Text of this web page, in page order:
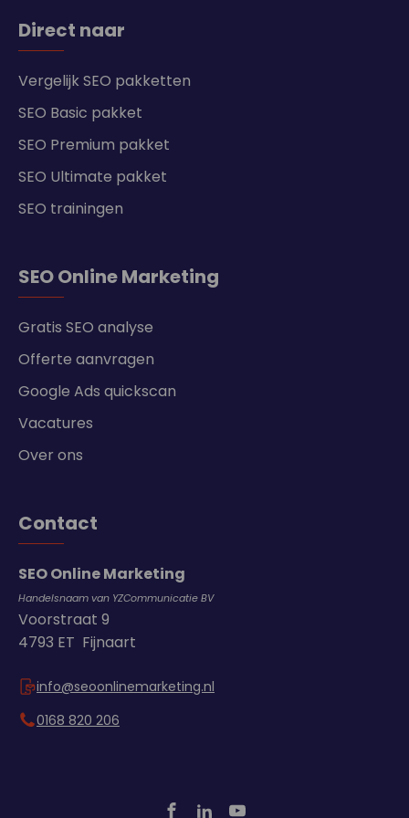
Direct naar
Vergelijk SEO pakketten
SEO Basic pakket
SEO Premium pakket
SEO Ultimate pakket
SEO trainingen
SEO Online Marketing
Gratis SEO analyse
Offerte aanvragen
Google Ads quickscan
Vacatures
Over ons
Contact
SEO Online Marketing
Handelsnaam van YZCommunicatie BV
Voorstraat 9
4793 ET Fijnaart
info@seoonlinemarketing.nl
0168 820 206